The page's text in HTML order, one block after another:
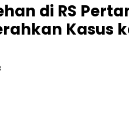
di RS
Kasus